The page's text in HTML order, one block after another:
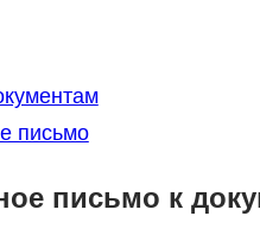
письмо
письмо к